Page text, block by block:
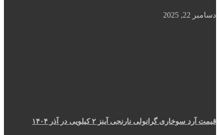
دسامبر 22, 2025
قیمت آرد سوخاری گرانولی نارنجی آینز ۲ کیلویی در آذر ۱۴۰۴